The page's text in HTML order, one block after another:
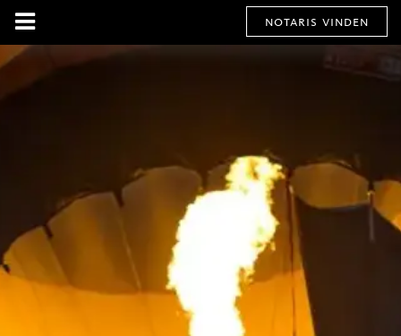
notaris vinden